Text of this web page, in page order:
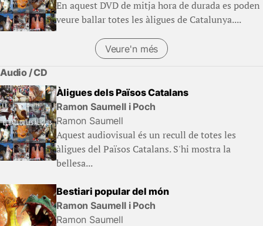
En aquest DVD de mitja hora de durada es poden
veure ballar totes les àligues de Catalunya....
Veure'n més
(Llibres)
Audio / CD
Àligues dels Països Catalans
Ramon Saumell i Poch
Ramon Saumell
Aquest audiovisual és un recull de totes les
àligues del Països Catalans. S'hi mostra la
bellesa...
Bestiari popular del món
Ramon Saumell i Poch
Ramon Saumell